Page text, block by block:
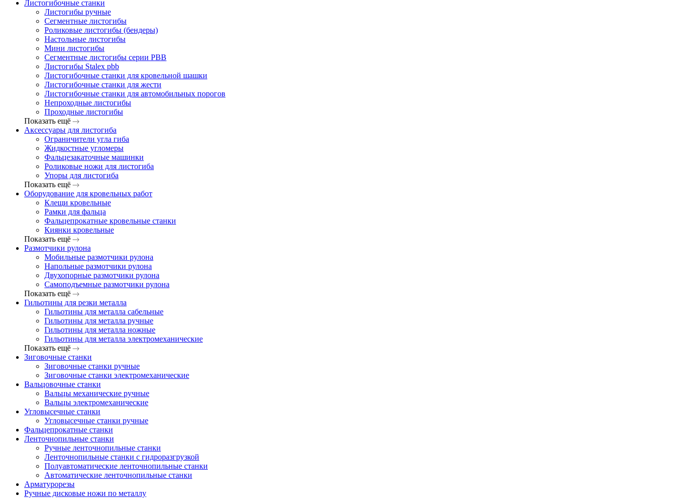
Листогибочные станки
Листогибы ручные
Сегментные листогибы
Роликовые листогибы (бендеры)
Настольные листогибы
Мини листогибы
Сегментные листогибы серии PBB
Листогибы Stalex pbb
Листогибочные станки для кровельной шашки
Листогибочные станки для жести
Листогибочные станки для автомобильных порогов
Непроходные листогибы
Проходные листогибы
Показать ещё
Аксессуары для листогиба
Ограничители угла гиба
Жидкостные угломеры
Фальцезакаточные машинки
Роликовые ножи для листогиба
Упоры для листогиба
Показать ещё
Оборудование для кровельных работ
Клещи кровельные
Рамки для фальца
Фальцепрокатные кровельные станки
Киянки кровельные
Показать ещё
Размотчики рулона
Мобильные размотчики рулона
Напольные размотчики рулона
Двухопорные размотчики рулона
Самоподъемные размотчики рулона
Показать ещё
Гильотины для резки металла
Гильотины для металла сабельные
Гильотины для металла ручные
Гильотины для металла ножные
Гильотины для металла электромеханические
Показать ещё
Зиговочные станки
Зиговочные станки ручные
Зиговочные станки электромеханические
Вальцовочные станки
Вальцы механические ручные
Вальцы электромеханические
Угловысечные станки
Угловысечные станки ручные
Фальцепрокатные станки
Ленточнопильные станки
Ручные ленточнопильные станки
Ленточнопильные станки с гидроразгрузкой
Полуавтоматические ленточнопильные станки
Автоматические ленточнопильные станки
Арматурорезы
Ручные дисковые ножи по металлу